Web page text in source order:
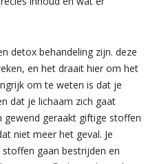
detox behandeling zijn. deze
en het draait hier om het
om te weten is dat je
dat je lichaam zich gaat
gewend geraakt giftige stoffen
niet meer het geval. Je
gaan bestrijden en